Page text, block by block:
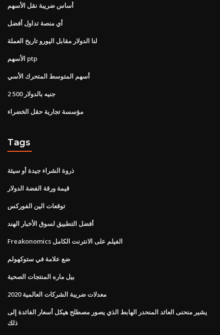
أساس ضريبة نقل الأسهم
أي منصة تداول أفضل
لنا الدولار مقابل اليورو تاريخ العملة
الأسهم ptp
أسهم المتوسط ​​المتحرك الأسي
2 500 جنيه بالدولار
مؤسسة تجارية حقل الخضراء
Tags
ذروة الشراء جيدة أو سيئة
قيمة ورقة الفضة الدولار
توقعات الين الفوركس
أفضل التطبيق لسوق الأخبار الهند
Freakonomics الفيلم على الانترنت الكامل
ضع علامة في ستوكهولم
بيل ماره المنتجات الصحية
معدلات ضريبة الشركات العالمية 2020
يشير منحنى العائد المنحدر الهابط الذي يصور مصطلح هيكل أسعار الفائدة إلى
ذلك